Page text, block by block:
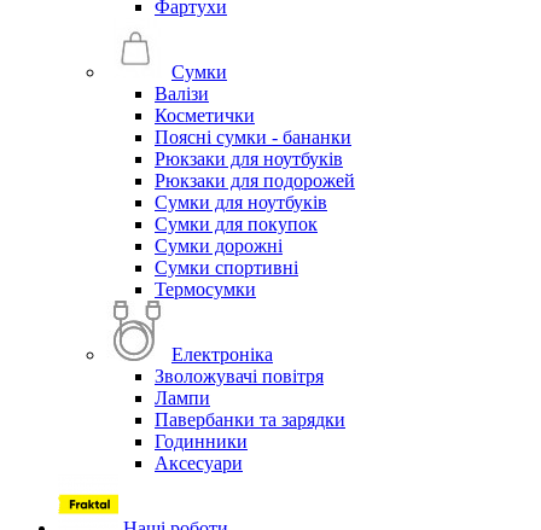
Фартухи
Сумки
Валізи
Косметички
Поясні сумки - бананки
Рюкзаки для ноутбуків
Рюкзаки для подорожей
Сумки для ноутбуків
Сумки для покупок
Сумки дорожні
Сумки спортивні
Термосумки
Електроніка
Зволожувачі повітря
Лампи
Павербанки та зарядки
Годинники
Аксесуари